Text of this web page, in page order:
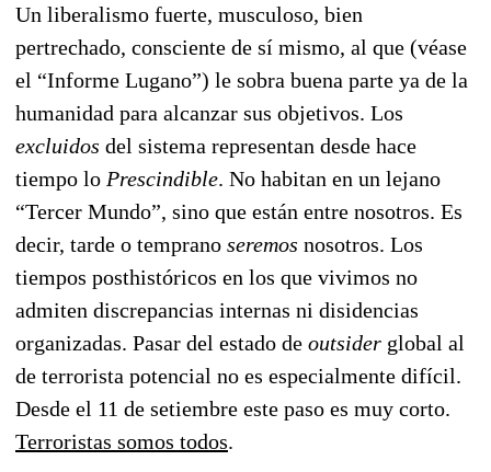
Un liberalismo fuerte, musculoso, bien
pertrechado, consciente de sí mismo, al que (véase
el “Informe Lugano”) le sobra buena parte ya de la
humanidad para alcanzar sus objetivos. Los
excluidos del sistema representan desde hace
tiempo lo Prescindible. No habitan en un lejano
“Tercer Mundo”, sino que están entre nosotros. Es
decir, tarde o temprano seremos nosotros. Los
tiempos posthistóricos en los que vivimos no
admiten discrepancias internas ni disidencias
organizadas. Pasar del estado de outsider global al
de terrorista potencial no es especialmente difícil.
Desde el 11 de setiembre este paso es muy corto.
Terroristas somos todos.